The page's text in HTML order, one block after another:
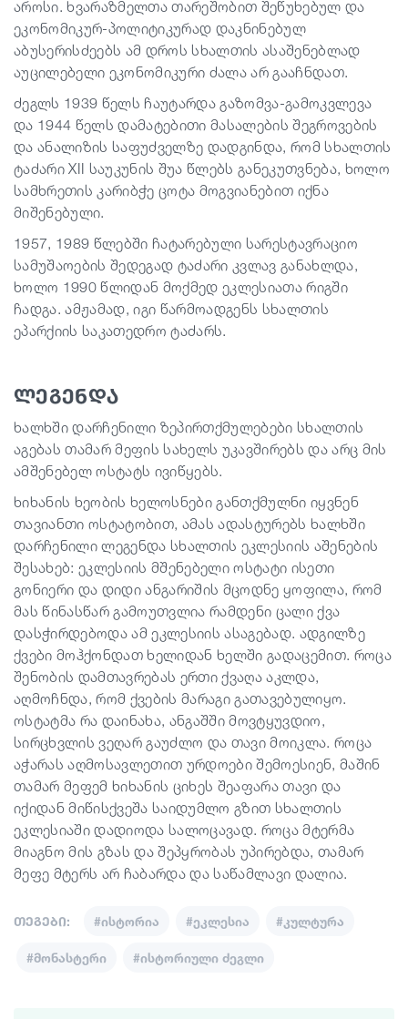
აროსი. ხვარაზმელთა თარეშობით შეწუხებულ და
ეკონომიკურ-პოლიტიკურად დაკნინებულ
აბუსერისძეებს ამ დროს სხალთის ასაშენებლად
აუცილებელი ეკონომიკური ძალა არ გააჩნდათ.
ძეგლს 1939 წელს ჩაუტარდა გაზომვა-გამოკვლევა
და 1944 წელს დამატებითი მასალების შეგროვების
და ანალიზის საფუძველზე დადგინდა, რომ სხალთის
ტაძარი XII საუკუნის შუა წლებს განეკუთვნება, ხოლო
სამხრეთის კარიბჭე ცოტა მოგვიანებით იქნა
მიშენებული.
1957, 1989 წლებში ჩატარებული სარესტავრაციო
სამუშაოების შედეგად ტაძარი კვლავ განახლდა,
ხოლო 1990 წლიდან მოქმედ ეკლესიათა რიგში
ჩადგა. ამჟამად, იგი წარმოადგენს სხალთის
ეპარქიის საკათედრო ტაძარს.
ლეგენდა
ხალხში დარჩენილი ზეპირთქმულებები სხალთის
აგებას თამარ მეფის სახელს უკავშირებს და არც მის
ამშენებელ ოსტატს ივიწყებს.
ხიხანის ხეობის ხელოსნები განთქმულნი იყვნენ
თავიანთი ოსტატობით, ამას ადასტურებს ხალხში
დარჩენილი ლეგენდა სხალთის ეკლესიის აშენების
შესახებ: ეკლესიის მშენებელი ოსტატი ისეთი
გონიერი და დიდი ანგარიშის მცოდნე ყოფილა, რომ
მას წინასწარ გამოუთვლია რამდენი ცალი ქვა
დასჭირდებოდა ამ ეკლესიის ასაგებად. ადგილზე
ქვები მოჰქონდათ ხელიდან ხელში გადაცემით. როცა
შენობის დამთავრებას ერთი ქვაღა აკლდა,
აღმოჩნდა, რომ ქვების მარაგი გათავებულიყო.
ოსტატმა რა დაინახა, ანგაშში მოვტყუვდიო,
სირცხვლის ვეღარ გაუძლო და თავი მოიკლა. როცა
აჭარას აღმოსავლეთით ურდოები შემოესიენ, მაშინ
თამარ მეფემ ხიხანის ციხეს შეაფარა თავი და
იქიდან მიწისქვეშა საიდუმლო გზით სხალთის
ეკლესიაში დადიოდა სალოცავად. როცა მტერმა
მიაგნო მის გზას და შეპყრობას უპირებდა, თამარ
მეფე მტერს არ ჩაბარდა და საწამლავი დალია.
თეგები: #ისტორია #ეკლესია #კულტურა
#მონასტერი #ისტორიული ძეგლი